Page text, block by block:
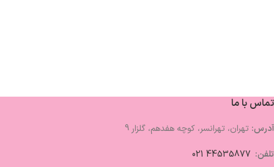
تماس با ما
آدرس: تهران، تهرانسر، کوچه هفدهم، گلزار 9
تلفن: